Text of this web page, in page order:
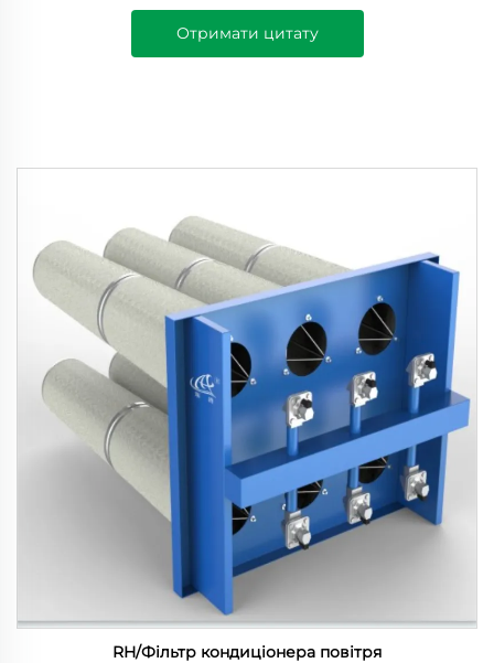
Отримати цитату
RH/Фільтр кондиціонера повітря